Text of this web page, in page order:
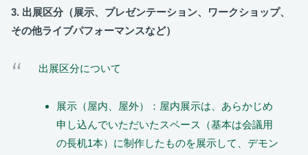
3. 出展区分（展示、プレゼンテーション、ワークショップ、
その他ライブパフォーマンスなど）
出展区分について
展示（屋内、屋外）：屋内展示は、あらかじめ
申し込んでいただいたスペース（基本は会議用
の長机1本）に制作したものを展示して、デモン